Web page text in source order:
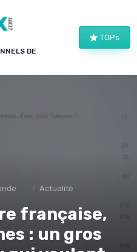
DE
TOPs
livre Actualité
française,
: un gros